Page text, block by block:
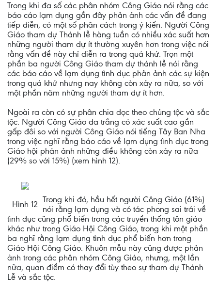
Trong khi đa số các phân nhóm Công Giáo nói rằng các
báo cáo lạm dụng gần đây phản ảnh các vấn đề đang
tiếp diễn, có một số phân cách trong ý kiến. Người Công
Giáo tham dự Thánh lễ hàng tuần có nhiều xác suất hơn
những người tham dự ít thường xuyên hơn trong việc nói
rằng vấn đề này chỉ diễn ra trong quá khứ. Trọn một
phần ba người Công Giáo tham dự thánh lễ nói rằng
các báo cáo về lạm dụng tình dục phản ảnh các sự kiện
trong quá khứ nhưng nay không còn xảy ra nữa, so với
một phần năm những người tham dự ít hơn.
Ngoài ra còn có sự phân chia dọc theo chủng tộc và sắc
tộc. Người Công Giáo da trắng có xác suất cao gần
gấp đôi so với người Công Giáo nói tiếng Tây Ban Nha
trong việc nghĩ rằng báo cáo về lạm dụng tình dục trong
Giáo hội phản ảnh những điều không còn xảy ra nữa
(29% so với 15%) (xem hình 12).
Hình 12 Trong khi đó, hầu hết người Công Giáo (61%)
nói rằng lạm dụng và có tác phong sai trái về
tình dục cũng phổ biến trong các truyền thống tôn giáo
khác như trong Giáo Hội Công Giáo, trong khi một phần
ba nghĩ rằng lạm dụng tình dục phổ biến hơn trong
Giáo Hội Công Giáo. Khuôn mẫu này cũng được phản
ảnh trong các phân nhóm Công Giáo, nhưng, một lần
nữa, quan điểm có thay đổi tùy theo sự tham dự Thánh
Lễ và sắc tộc.